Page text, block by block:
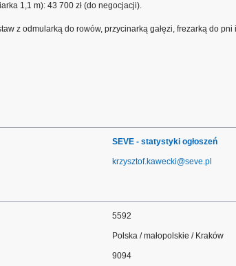
1,1 m): 43 700 zł (do negocjacji).
z odmularką do rowów, przycinarką gałęzi, frezarką do pni
SEVE - statystyki ogłoszeń
krzysztof.kawecki@seve.pl
5592
Polska / małopolskie / Kraków
9094